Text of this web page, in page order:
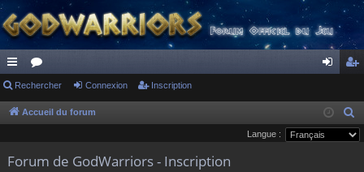
ac
co
ci
or
u
s
ne cri
pti
Rechercher Connexion Inscription
Accueil du forum
e
Langue :
Forum de GodWarriors - Inscription